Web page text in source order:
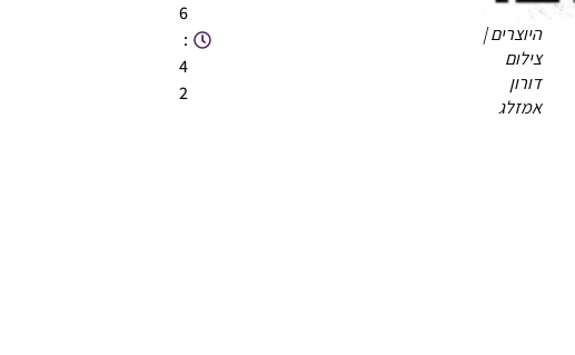
היוצרים |
צילום
דורון
אמזלג
6
:
4
2